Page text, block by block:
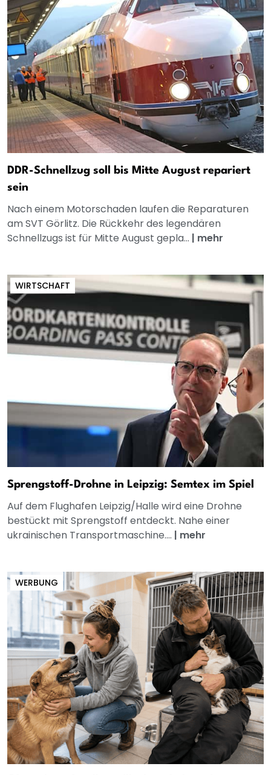
DDR-Schnellzug soll bis Mitte August repariert
sein
Nach einem Motorschaden laufen die Reparaturen
am SVT Görlitz. Die Rückkehr des legendären
Schnellzugs ist für Mitte August gepla... | mehr
WIRTSCHAFT
Sprengstoff-Drohne in Leipzig: Semtex im Spiel
Auf dem Flughafen Leipzig/Halle wird eine Drohne
bestückt mit Sprengstoff entdeckt. Nahe einer
ukrainischen Transportmaschine.... | mehr
WERBUNG